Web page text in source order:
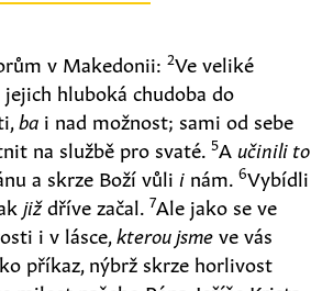
v Makedonii:2Ve veliké
hluboká chudoba do
ba i nad možnost; sami od sebe
na službě pro svaté.5Aučinili to
a skrze Boží vůli i nám.6Vybídli
jiždříve začal.7Ale jako se ve
i v lásce, kterou jsmeve vás
příkaz, nýbrž skrze horlivost